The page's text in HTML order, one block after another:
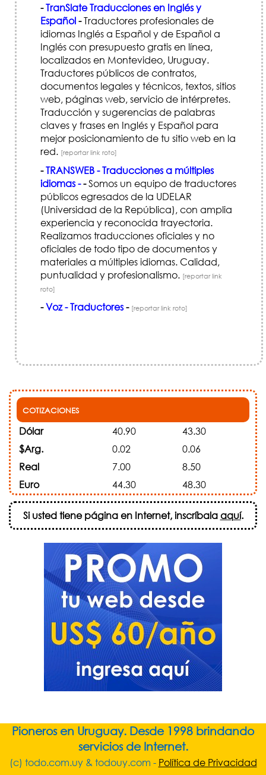
-TranSlate Traducciones en Inglés y
Español-Traductores profesionales de
idiomas Inglés a Español y de Español a
Inglés con presupuesto gratis en línea,
localizados en Montevideo, Uruguay.
Traductores públicos de contratos,
documentos legales y técnicos, textos, sitios
web, páginas web, servicio de intérpretes.
Traducción y sugerencias de palabras
claves y frases en Inglés y Español para
mejor posicionamiento de tu sitio web en la
red. [reportar link roto]
-TRANSWEB - Traducciones a múltiples
idiomas --Somos un equipo de traductores
públicos egresados de la UDELAR
(Universidad de la República), con amplia
experiencia y reconocida trayectoria.
Realizamos traducciones oficiales y no
oficiales de todo tipo de documentos y
materiales a múltiples idiomas. Calidad,
puntualidad y profesionalismo. [reportar link
roto]
-Voz - Traductores- [reportar link roto]
COTIZACIONES
Dólar 40.90
43.30
$Arg.
0.02
0.06
Real
7.00
8.50
Euro
44.30 48.30
Si usted tiene página en Internet, inscríbalaaquí.
Pioneros en Uruguay. Desde 1998 brindando
servicios de Internet.
(c) todo.com.uy & todouy.com - Política de Privacidad